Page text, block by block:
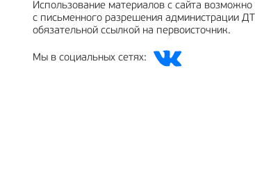
Использование материалов с сайта возможно
с письменного разрешения администрации
обязательной ссылкой на первоисточник.
Мы в социальных сетях: